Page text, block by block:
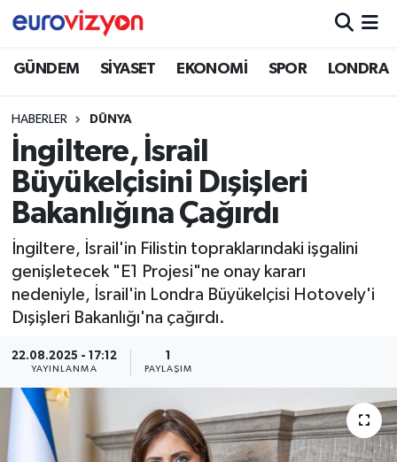
GÜNDEM SİYASET EKONOMİ SPOR LONDRA
HABERLER DÜNYA
İngiltere, İsrail
Büyükelçisini Dışişleri
Bakanlığına Çağırdı
İngiltere, İsrail'in Filistin topraklarındaki işgalini
genişletecek "E1 Projesi"ne onay kararı
nedeniyle, İsrail'in Londra Büyükelçisi Hotovely'i
Dışişleri Bakanlığı'na çağırdı.
22.08.2025 - 17:12
YAYINLANMA
1
PAYLAŞIM